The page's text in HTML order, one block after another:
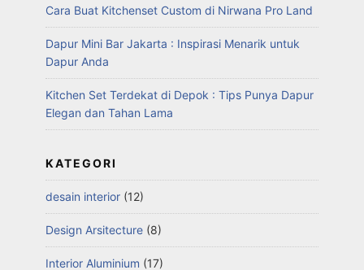
Cara Buat Kitchenset Custom di Nirwana Pro Land
Dapur Mini Bar Jakarta : Inspirasi Menarik untuk
Dapur Anda
Kitchen Set Terdekat di Depok : Tips Punya Dapur
Elegan dan Tahan Lama
KATEGORI
desain interior (12)
Design Arsitecture (8)
Interior Aluminium (17)